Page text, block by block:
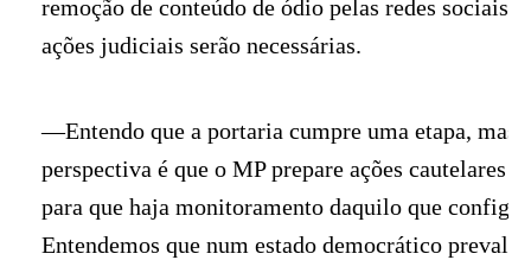
remoção de conteúdo de ódio pelas redes sociais,
ações judiciais serão necessárias.
—Entendo que a portaria cumpre uma etapa, mas
perspectiva é que o MP prepare ações cautelares
para que haja monitoramento daquilo que
Entendemos que num estado democrático